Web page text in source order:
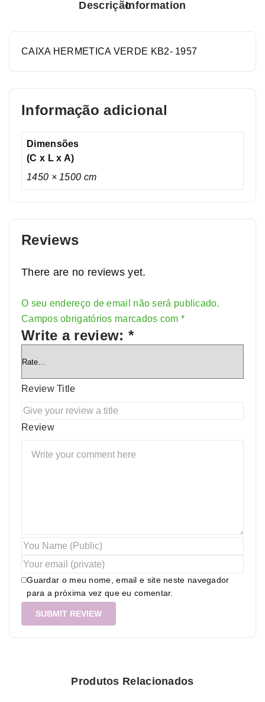
DescriçãoInformation
CAIXA HERMETICA VERDE KB2- 1957
Informação adicional
Dimensões
(C x L x A)
1450 × 1500 cm
Reviews
There are no reviews yet.
O seu endereço de email não será publicado.
Campos obrigatórios marcados com *
Write a review: *
Review Title
Review
Guardar o meu nome, email e site neste navegador
para a próxima vez que eu comentar.
Alternative:
Produtos Relacionados